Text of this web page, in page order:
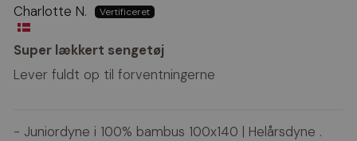
Charlotte N.
Super lækkert sengetøj
Lever fuldt op til forventningerne
Juniordyne i 100% bambus 100x140 | Helårsdyne